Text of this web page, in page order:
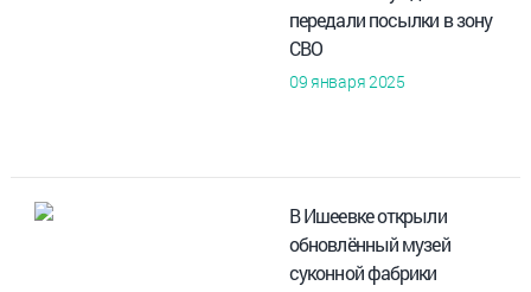
передали посылки в зону
СВО
09 января 2025
В Ишеевке открыли
обновлённый музей
суконной фабрики